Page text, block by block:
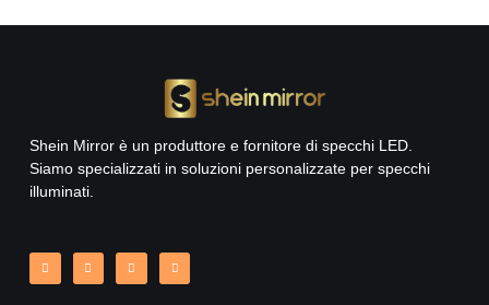
Shein Mirror è un produttore e fornitore di specchi LED.
Siamo specializzati in soluzioni personalizzate per specchi
illuminati.